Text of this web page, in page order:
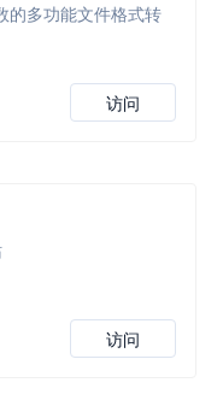
的多功能文件格式转
访问
访问